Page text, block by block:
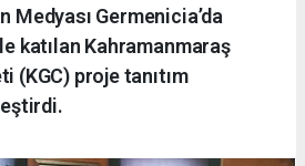
Medyası Germenicia’da
katılan Kahramanmaraş
(KGC) proje tanıtım